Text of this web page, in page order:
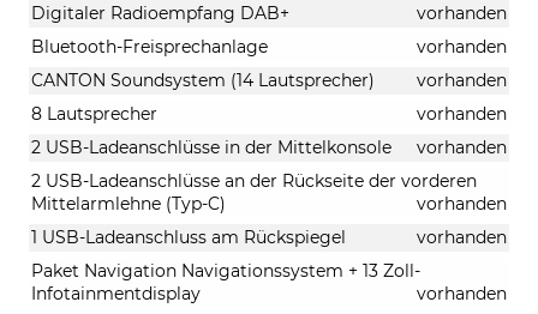
Digitaler Radioempfang DAB+
vorhanden
Bluetooth-Freisprechanlage
vorhanden
CANTON Soundsystem (14 Lautsprecher)
vorhanden
8 Lautsprecher
vorhanden
2 USB-Ladeanschlüsse in der Mittelkonsole
vorhanden
2 USB-Ladeanschlüsse an der Rückseite der vorderen
Mittelarmlehne (Typ-C)
vorhanden
1 USB-Ladeanschluss am Rückspiegel
vorhanden
Paket Navigation Navigationssystem + 13 Zoll-
Infotainmentdisplay
vorhanden